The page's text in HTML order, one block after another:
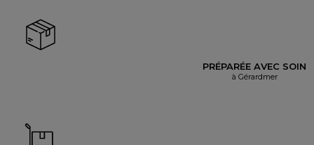
PRÉPARÉE AVEC SOIN
à Gérardmer